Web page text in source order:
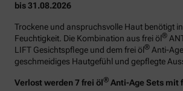
bis 31.08.2026
Trockene und anspruchsvolle Haut benötigt
Feuchtigkeit. Die Kombination aus frei öl®
LIFT Gesichtspflege und dem frei öl® Anti-
geschmeidiges Hautgefühl und gepflegte
Verlost werden 7 frei öl® Anti-Age Sets mit